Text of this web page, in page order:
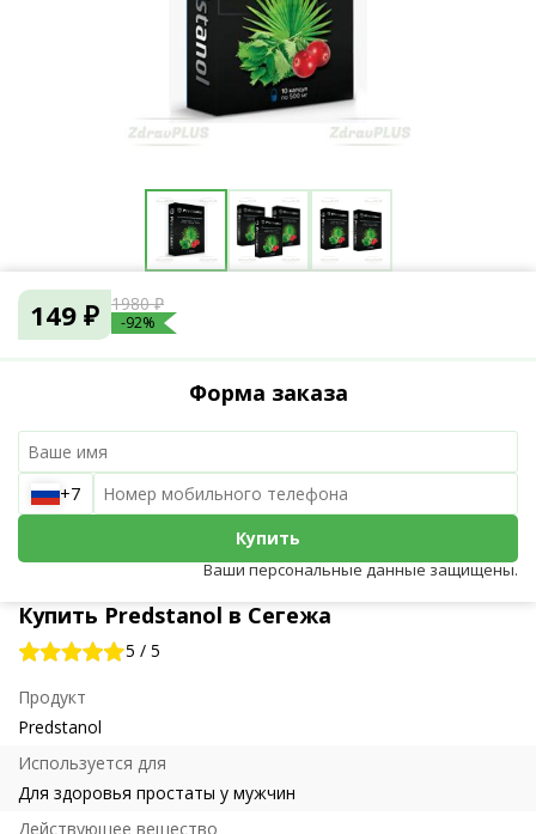
Купить Predstanol в Сегежа
5 / 5
Продукт
Predstanol
Используется для
Для здоровья простаты у мужчин
Действующее вещество
149 ₽ 1980 ₽
-92%
Форма заказа
+7
Купить
Ваши персональные данные защищены.